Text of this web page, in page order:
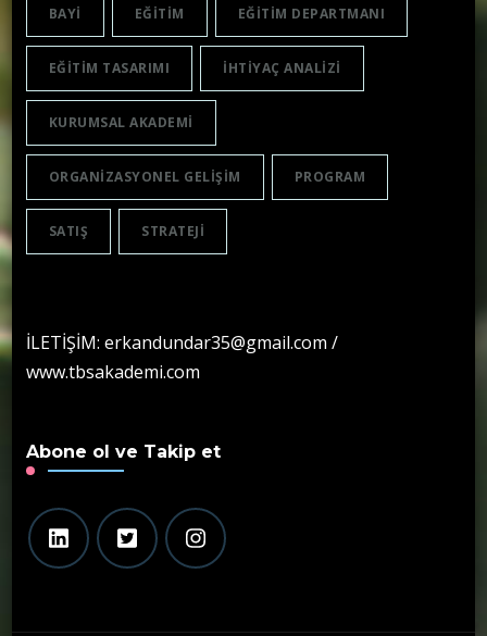
BAYI EĞITIM EĞITIM DEPARTMANI
EĞITIM TASARIMI IHTIYAÇ ANALIZI
KURUMSAL AKADEMI
ORGANIZASYONEL GELIŞIM PROGRAM
SATIŞ STRATEJI
İLETİŞİM: erkandundar35@gmail.com /
www.tbsakademi.com
Abone ol ve Takip et